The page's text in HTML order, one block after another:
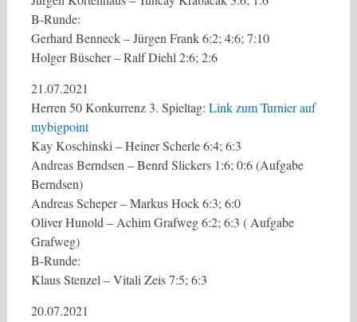
B-Runde:
Gerhard Benneck – Jürgen Frank 6:2; 4:6; 7:10
Holger Büscher – Ralf Diehl 2:6; 2:6
21.07.2021
Herren 50 Konkurrenz 3. Spieltag: Link zum Turnier auf
mybigpoint
Kay Koschinski – Heiner Scherle 6:4; 6:3
Andreas Berndsen – Benrd Slickers 1:6; 0:6 (Aufgabe
Berndsen)
Andreas Scheper – Markus Hock 6:3; 6:0
Oliver Hunold – Achim Grafweg 6:2; 6:3 ( Aufgabe
Grafweg)
B-Runde:
Klaus Stenzel – Vitali Zeis 7:5; 6:3
20.07.2021